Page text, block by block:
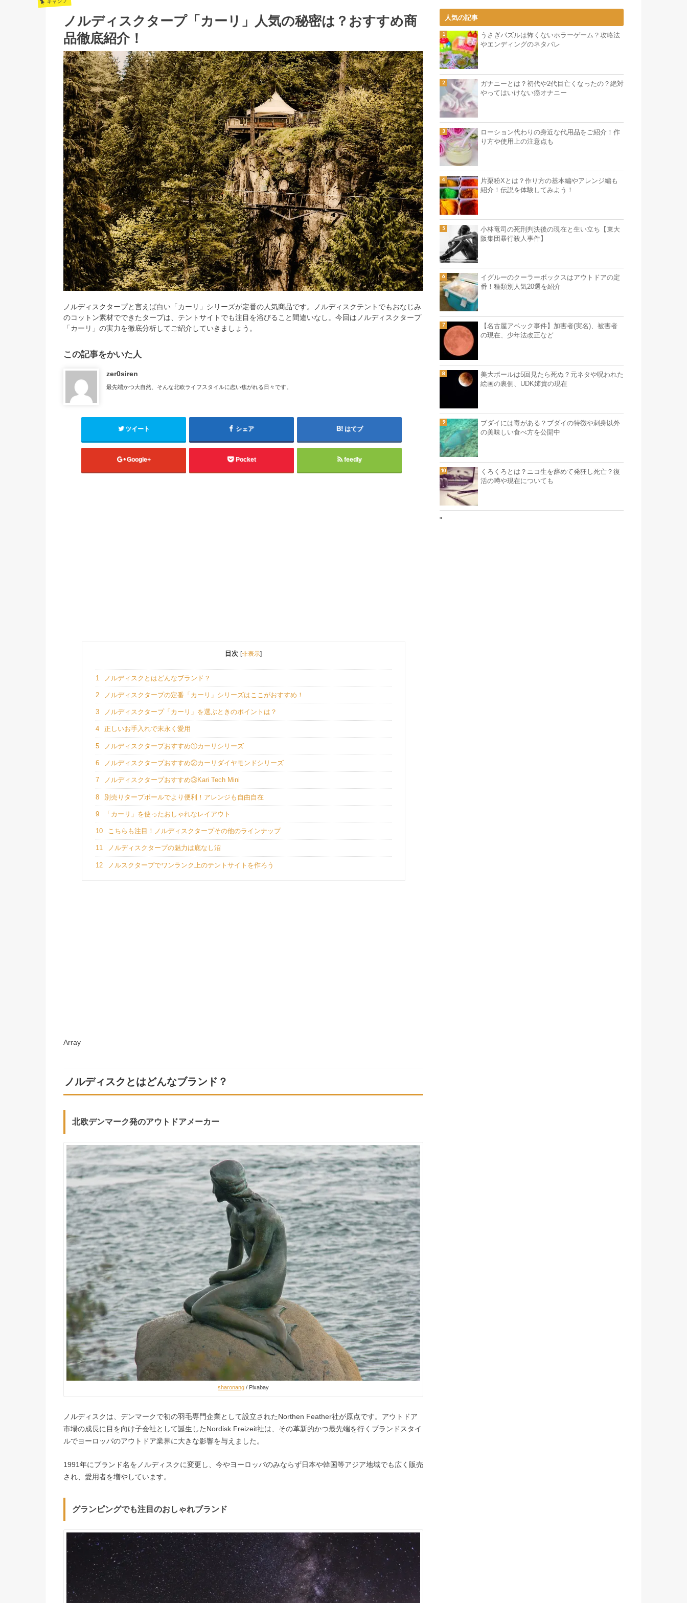
ノルディスクタープ「カーリ」人気の秘密は？おすすめ商
品徹底紹介！
ノルディスクタープと言えば白い「カーリ」シリーズが定番の人気商品です。ノルディスクテントでもおなじみ
のコットン素材でできたタープは、テントサイトでも注目を浴びること間違いなし。今回はノルディスクタープ
「カーリ」の実力を徹底分析してご紹介していきましょう。
この記事をかいた人
zer0siren
最先端かつ大自然、そんな北欧ライフスタイルに恋い焦がれる日々です。
ツイート シェア はてブ
Google+ Pocket feedly
目次 [非表示]
1 ノルディスクとはどんなブランド？
2 ノルディスクタープの定番「カーリ」シリーズはここがおすすめ！
3 ノルディスクタープ「カーリ」を選ぶときのポイントは？
4 正しいお手入れで末永く愛用
5 ノルディスクタープおすすめ①カーリシリーズ
6 ノルディスクタープおすすめ②カーリダイヤモンドシリーズ
7 ノルディスクタープおすすめ③Kari Tech Mini
8 別売りタープポールでより便利！アレンジも自由自在
9 「カーリ」を使ったおしゃれなレイアウト
10 こちらも注目！ノルディスクタープその他のラインナップ
11 ノルディスクタープの魅力は底なし沼
12 ノルスクタープでワンランク上のテントサイトを作ろう
Array
ノルディスクとはどんなブランド？
北欧デンマーク発のアウトドアメーカー
sharonang / Pixabay
ノルディスクは、デンマークで初の羽毛専門企業として設立されたNorthen Feather社が原点です。アウトドア
市場の成長に目を向け子会社として誕生したNordisk Freizeit社は、その革新的かつ最先端を行くブランドスタイ
ルでヨーロッパのアウトドア業界に大きな影響を与えました。
1991年にブランド名をノルディスクに変更し、今やヨーロッパのみならず日本や韓国等アジア地域でも広く販売
され、愛用者を増やしています。
グランピングでも注目のおしゃれブランド
人気の記事
うさぎパズルは怖くないホラーゲーム？攻略法
やエンディングのネタバレ
ガナニーとは？初代や2代目亡くなったの？絶対
やってはいけない癌オナニー
ローション代わりの身近な代用品をご紹介！作
り方や使用上の注意点も
片栗粉Xとは？作り方の基本編やアレンジ編も
紹介！伝説を体験してみよう！
小林竜司の死刑判決後の現在と生い立ち【東大
阪集団暴行殺人事件】
イグルーのクーラーボックスはアウトドアの定
番！種類別人気20選を紹介
【名古屋アベック事件】加害者(実名)、被害者
の現在、少年法改正など
美大ボールは5回見たら死ぬ？元ネタや呪われた
絵画の裏側、UDK姉貴の現在
ブダイには毒がある？ブダイの特徴や刺身以外
の美味しい食べ方を公開中
くろくろとは？ニコ生を辞めて発狂し死亡？復
活の噂や現在についても
"